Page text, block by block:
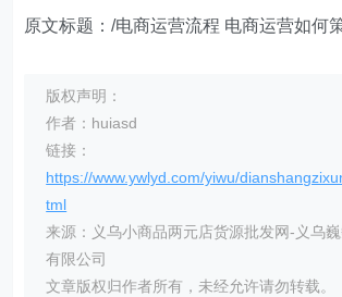
原文标题：/电商运营流程 电商运营如何
版权声明：
作者：huiasd
链接：
https://www.ywlyd.com/yiwu/
tml
来源：义乌小商品两元店货源批发网-义乌
有限公司
文章版权归作者所有，未经允许请勿转载。